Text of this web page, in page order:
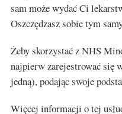
sam może wydać Ci
Oszczędzasz sobie tym
Żeby skorzystać z NHS
najpierw zarejestrować się
jedną), podając swoje
Więcej informacji o tej